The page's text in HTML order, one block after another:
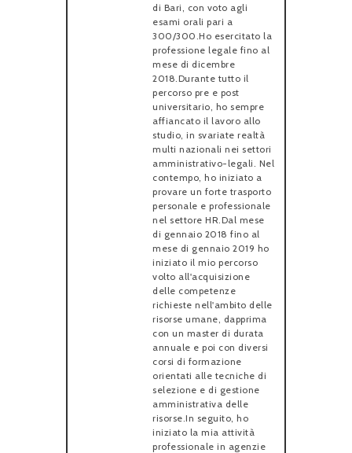
di Bari, con voto agli
esami orali pari a
300/300.Ho esercitato la
professione legale fino al
mese di dicembre
2018.Durante tutto il
percorso pre e post
universitario, ho sempre
affiancato il lavoro allo
studio, in svariate realtà
multi nazionali nei settori
amministrativo-legali. Nel
contempo, ho iniziato a
provare un forte trasporto
personale e professionale
nel settore HR.Dal mese
di gennaio 2018 fino al
mese di gennaio 2019 ho
iniziato il mio percorso
volto all'acquisizione
delle competenze
richieste nell'ambito delle
risorse umane, dapprima
con un master di durata
annuale e poi con diversi
corsi di formazione
orientati alle tecniche di
selezione e di gestione
amministrativa delle
risorse.In seguito, ho
iniziato la mia attività
professionale in agenzie